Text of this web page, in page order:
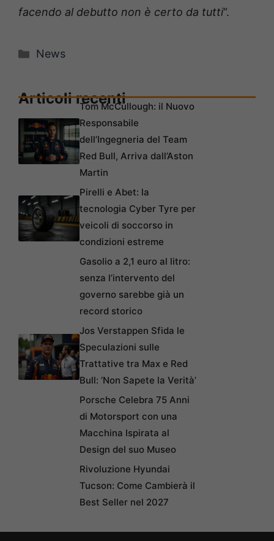
facendo al debutto non è certo da tutti“.
Categorie
News
Articoli recentiTom McCullough: il Nuovo
Responsabile
dell’Ingegneria del Team
Red Bull, Arriva dall’Aston
Martin
Pirelli e Abet: la
tecnologia Cyber Tyre per
veicoli di soccorso in
condizioni estreme
Gasolio a 2,1 euro al litro:
senza l’intervento del
governo sarebbe già un
record storico
Jos Verstappen Sfida le
Speculazioni sulle
Trattative tra Max e Red
Bull: ‘Non Sapete la Verità’
Porsche Celebra 75 Anni
di Motorsport con una
Macchina Ispirata al
Design del suo Museo
Rivoluzione Hyundai
Tucson: Come Cambierà il
Best Seller nel 2027